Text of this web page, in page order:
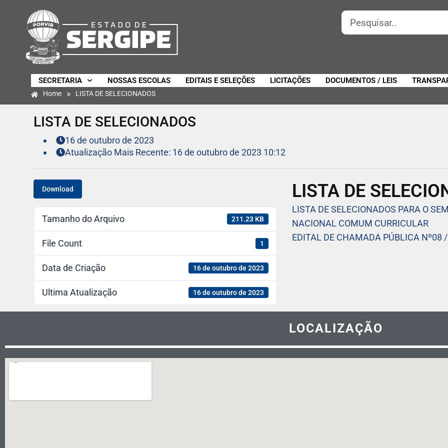
SECRETARIA NOSSAS ESCOLAS EDITAIS E SELEÇÕES LICITAÇÕES DOCUMENTOS / LEIS
Home » LISTA DE SELECIONADOS
LISTA DE SELECIONADOS
16 de outubro de 2023
Atualização Mais Recente: 16 de outubro de 2023 10:12
Download
Tamanho do Arquivo 211.23 KB
File Count 1
Data de Criação 16 de outubro de 2023
Ultima Atualização 16 de outubro de 2023
LISTA DE
LISTA DE SELECIONADOS PARA O
NACIONAL COMUM CURRICULAR
EDITAL DE CHAMADA PÚBLICA Nº08
LOCALIZAÇÃO